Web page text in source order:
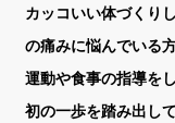
カッコいい体づくり
の痛みに悩んでいる
運動や食事の指導を
初の一歩を踏み出し